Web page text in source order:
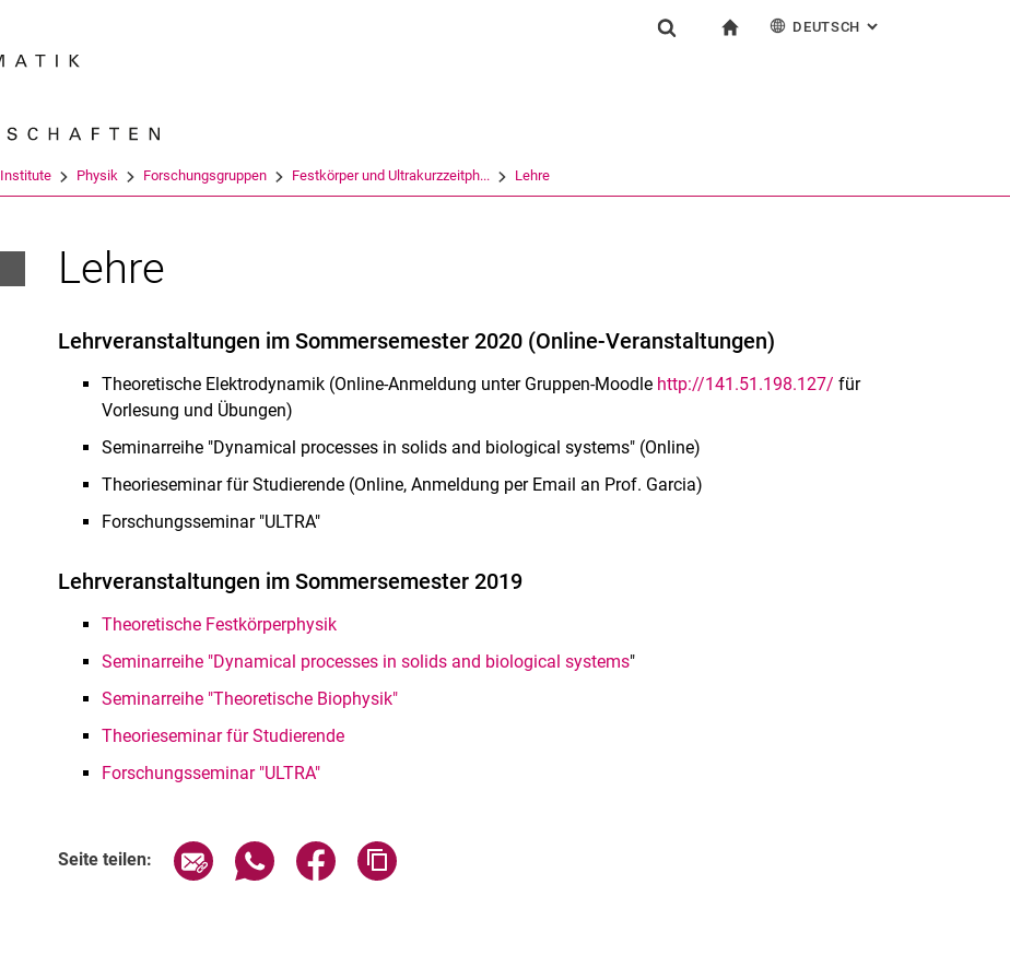
DEUTSCH : ALTERNATIVE
Institute Physik Forschungsgruppen Festkörper und Ultrakurzzeitph... Lehre
Lehre
Lehrveranstaltungen im Sommersemester 2020 (Online-Veranstaltungen)
Theoretische Elektrodynamik (Online-Anmeldung unter Gruppen-Moodle http://141.51.198.127/ für
Vorlesung und Übungen)
Seminarreihe "Dynamical processes in solids and biological systems" (Online)
Theorieseminar für Studierende (Online, Anmeldung per Email an Prof. Garcia)
Forschungsseminar "ULTRA"
Lehrveranstaltungen im Sommersemester 2019
Theoretische Festkörperphysik
Seminarreihe "Dynamical processes in solids and biological systems"
Seminarreihe "Theoretische Biophysik"
Theorieseminar für Studierende
Forschungsseminar "ULTRA"
Seite teilen: Seite über E-Mail teilen
Seite über WhatsApp teilen (externer Link, öffnet neues Fenster)
Seite über Facebook teilen (externer Link, öffnet neues Fenster)